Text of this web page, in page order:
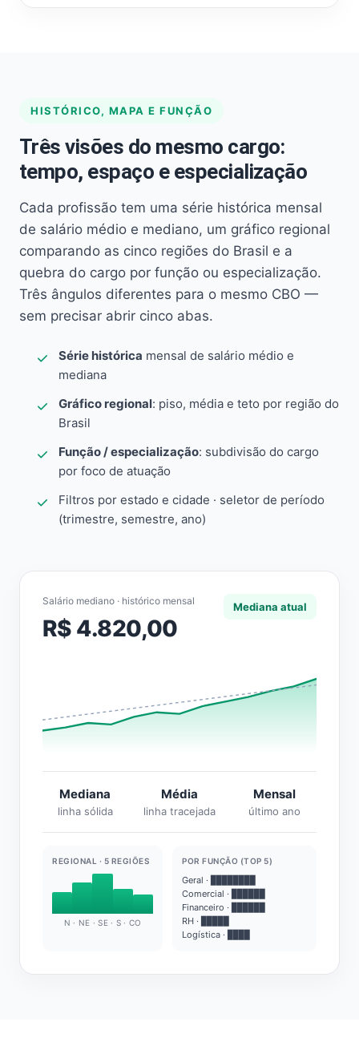
HISTÓRICO, MAPA E FUNÇÃO
Três visões do mesmo cargo:
tempo, espaço e especialização
Cada profissão tem uma série histórica mensal
de salário médio e mediano, um gráfico regional
comparando as cinco regiões do Brasil e a
quebra do cargo por função ou especialização.
Três ângulos diferentes para o mesmo CBO —
sem precisar abrir cinco abas.
Série histórica mensal de salário médio e
mediana
Gráfico regional: piso, média e teto por região do
Brasil
Função / especialização: subdivisão do cargo
por foco de atuação
Filtros por estado e cidade · seletor de período
(trimestre, semestre, ano)
Salário mediano · histórico mensal
R$ 4.820,00
Mediana atual
Mediana
linha sólida
Média
linha tracejada
Mensal
último ano
REGIONAL · 5 REGIÕES
N · NE · SE · S · CO
POR FUNÇÃO (TOP 5)
Geral · ████████
Comercial · ██████
Financeiro · ██████
RH · █████
Logística · ████